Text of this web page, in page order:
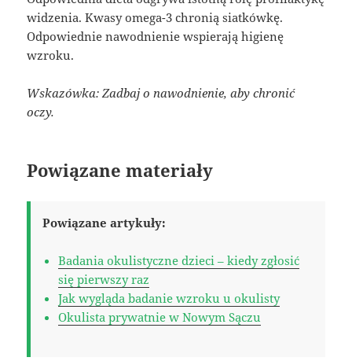
widzenia. Kwasy omega-3 chronią siatkówkę.
Odpowiednie nawodnienie wspierają higienę
wzroku.
Wskazówka: Zadbaj o nawodnienie, aby chronić
oczy.
Powiązane materiały
Powiązane artykuły:
Badania okulistyczne dzieci – kiedy zgłosić
się pierwszy raz
Jak wygląda badanie wzroku u okulisty
Okulista prywatnie w Nowym Sączu